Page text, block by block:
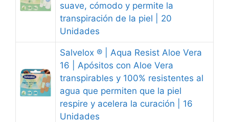
suave, cómodo y permite la
transpiración de la piel | 20
Unidades
Salvelox ® | Aqua Resist Aloe Vera
16 | Apósitos con Aloe Vera
transpirables y 100% resistentes al
agua que permiten que la piel
respire y acelera la curación | 16
Unidades